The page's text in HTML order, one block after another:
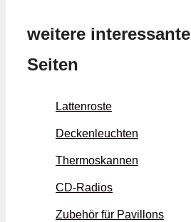
weitere interessante
Seiten
Lattenroste
Deckenleuchten
Thermoskannen
CD-Radios
Zubehör für Pavillons